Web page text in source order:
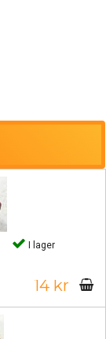
I lager
14 kr